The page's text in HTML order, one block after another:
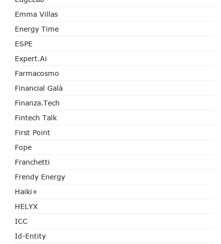
Emma Villas
Energy Time
ESPE
Expert.ai
Farmacosmo
Financial Galà
Finanza.tech
Fintech Talk
First Point
Fope
Franchetti
Frendy Energy
Haiki+
HELYX
ICC
Id-Entity